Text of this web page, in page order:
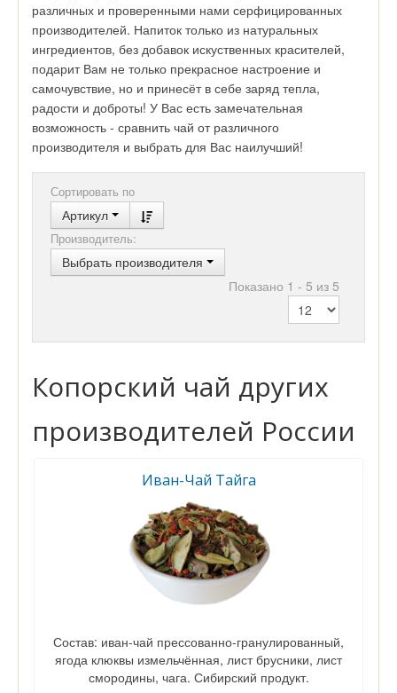
различных и проверенными нами серфицированных
производителей. Напиток только из натуральных
ингредиентов, без добавок искуственных красителей,
подарит Вам не только прекрасное настроение и
самочувствие, но и принесёт в себе заряд тепла,
радости и доброты! У Вас есть замечательная
возможность - сравнить чай от различного
производителя и выбрать для Вас наилучший!
Сортировать по
Артикул
Производитель:
Выбрать производителя
Показано 1 - 5 из 5
Копорский чай других
производителей России
Иван-Чай Тайга
Состав: иван-чай прессованно-гранулированный,
ягода клюквы измельчённая, лист брусники, лист
смородины, чага. Сибирский продукт.